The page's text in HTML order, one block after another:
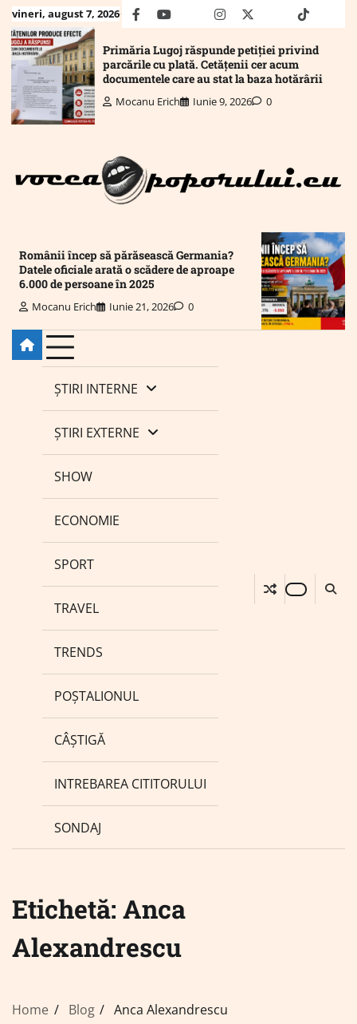
Skip
to
content
vineri, august 7, 2026 facebookyoutubeMailinstagram
twitter truthtiktok
Primăria Lugoj răspunde petiției privind
parcările cu plată. Cetățenii cer acum
documentele care au stat la baza hotărârii
Mocanu Erich Iunie 9, 2026 0
Românii încep să părăsească Germania?
Datele oficiale arată o scădere de aproape
6.000 de persoane în 2025
Mocanu Erich Iunie 21, 2026 0
ȘTIRI INTERNE
ȘTIRI EXTERNE
SHOW
ECONOMIE
SPORT
TRAVEL
TRENDS
POȘTALIONUL
CÂȘTIGĂ
INTREBAREA CITITORULUI
SONDAJ
Etichetă: Anca
Alexandrescu
Home Blog Anca Alexandrescu